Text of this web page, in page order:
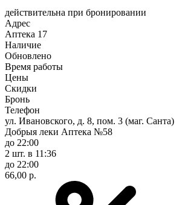
действительна при бронировании
Адрес
Аптека 17
Наличие
Обновлено
Время работы
Цены
Скидки
Бронь
Телефон
ул. Ивановского, д. 8, пом. 3 (маг. Санта)
Добрыя леки Аптека №58
до 22:00
2 шт. в 11:36
до 22:00
66,00 р.